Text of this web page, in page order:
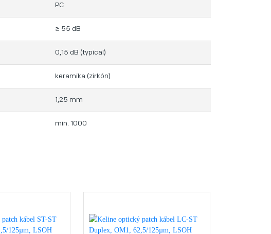
PC
≥ 55 dB
0,15 dB (typical)
keramika (zirkón)
1,25 mm
min. 1000